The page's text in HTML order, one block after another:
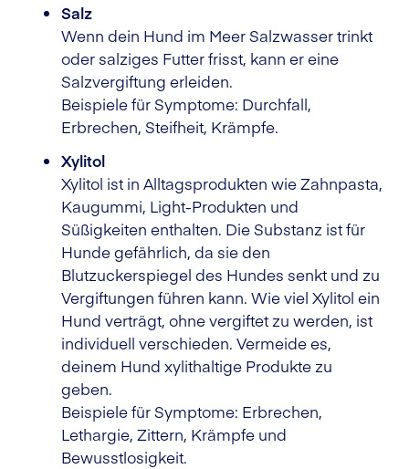
Salz
Wenn dein Hund im Meer Salzwasser trinkt
oder salziges Futter frisst, kann er eine
Salzvergiftung erleiden.
Beispiele für Symptome: Durchfall,
Erbrechen, Steifheit, Krämpfe.
Xylitol
Xylitol ist in Alltagsprodukten wie Zahnpasta,
Kaugummi, Light-Produkten und
Süßigkeiten enthalten. Die Substanz ist für
Hunde gefährlich, da sie den
Blutzuckerspiegel des Hundes senkt und zu
Vergiftungen führen kann. Wie viel Xylitol ein
Hund verträgt, ohne vergiftet zu werden, ist
individuell verschieden. Vermeide es,
deinem Hund xylithaltige Produkte zu
geben.
Beispiele für Symptome: Erbrechen,
Lethargie, Zittern, Krämpfe und
Bewusstlosigkeit.